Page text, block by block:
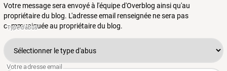
Votre message sera envoyé à l'équipe d'Overblog ainsi qu'au
propriétaire du blog. L'adresse email renseignée ne sera pas
communiquée au propriétaire du blog.